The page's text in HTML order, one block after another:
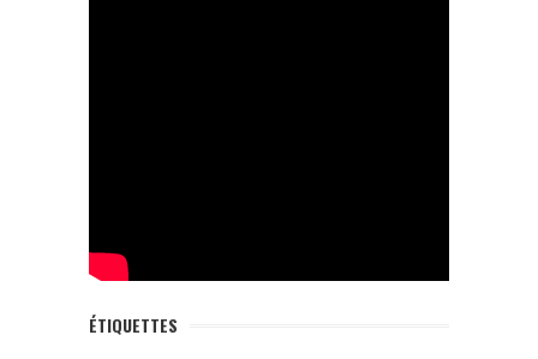
ÉTIQUETTES